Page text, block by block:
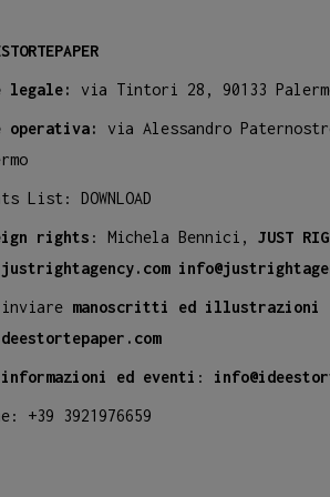
legale: via Tintori 28, 90133
operativa:
via Alessandro
List: DOWNLOAD
rights : Michela Bennici,JUST
inviare manoscritti ed illustrazioni
informazioni ed eventi :
+39 3921976659